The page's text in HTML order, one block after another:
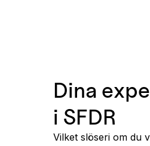
Dina
i SFDR
Vilket slöseri om du